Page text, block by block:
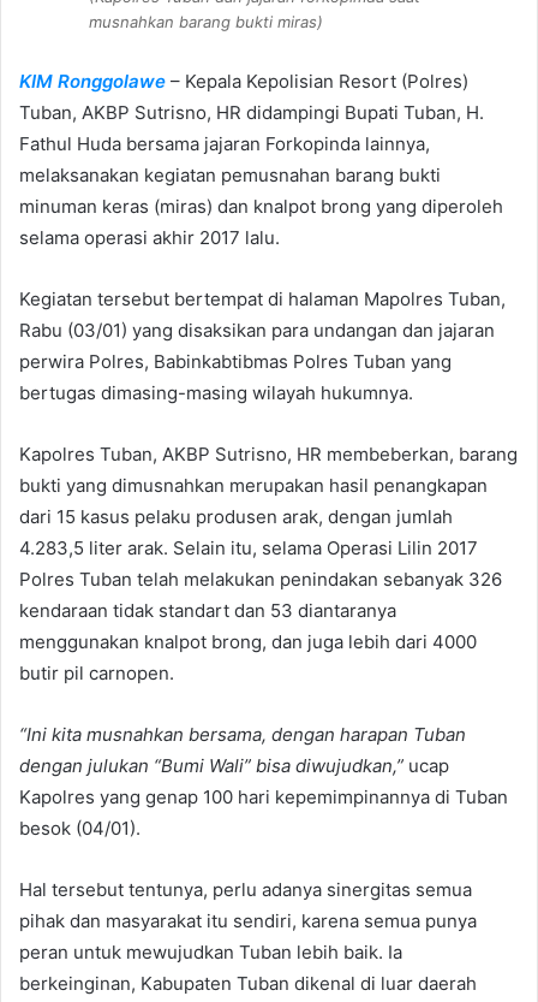
musnahkan barang bukti miras)
KIM Ronggolawe – Kepala Kepolisian Resort (Polres)
Tuban, AKBP Sutrisno, HR didampingi Bupati Tuban, H.
Fathul Huda bersama jajaran Forkopinda lainnya,
melaksanakan kegiatan pemusnahan barang bukti
minuman keras (miras) dan knalpot brong yang diperoleh
selama operasi akhir 2017 lalu.
Kegiatan tersebut bertempat di halaman Mapolres Tuban,
Rabu (03/01) yang disaksikan para undangan dan jajaran
perwira Polres, Babinkabtibmas Polres Tuban yang
bertugas dimasing-masing wilayah hukumnya.
Kapolres Tuban, AKBP Sutrisno, HR membeberkan, barang
bukti yang dimusnahkan merupakan hasil penangkapan
dari 15 kasus pelaku produsen arak, dengan jumlah
4.283,5 liter arak. Selain itu, selama Operasi Lilin 2017
Polres Tuban telah melakukan penindakan sebanyak 326
kendaraan tidak standart dan 53 diantaranya
menggunakan knalpot brong, dan juga lebih dari 4000
butir pil carnopen.
“Ini kita musnahkan bersama, dengan harapan Tuban
dengan julukan “Bumi Wali” bisa diwujudkan,” ucap
Kapolres yang genap 100 hari kepemimpinannya di Tuban
besok (04/01).
Hal tersebut tentunya, perlu adanya sinergitas semua
pihak dan masyarakat itu sendiri, karena semua punya
peran untuk mewujudkan Tuban lebih baik. Ia
berkeinginan, Kabupaten Tuban dikenal di luar daerah